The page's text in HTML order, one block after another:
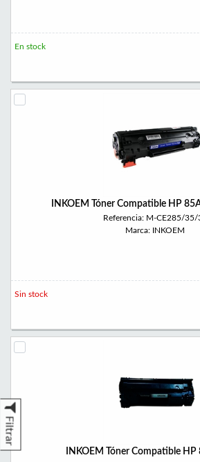
Filtrar
En stock
INKOEM Tóner Compatible HP
Referencia: M-CE285/35/
Marca: INKOEM
Sin stock
INKOEM Tóner Compatible